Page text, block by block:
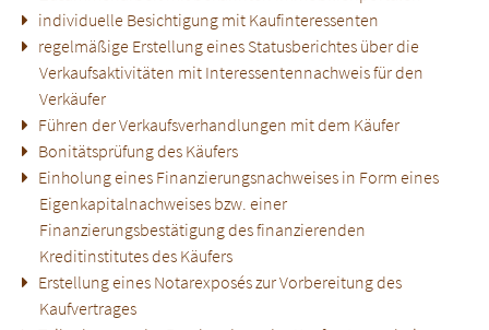
individuelle Besichtigung mit Kaufinteressenten
regelmäßige Erstellung eines Statusberichtes über die
Verkaufsaktivitäten mit Interessentennachweis für den
Verkäufer
Führen der Verkaufsverhandlungen mit dem Käufer
Bonitätsprüfung des Käufers
Einholung eines Finanzierungsnachweises in Form eines
Eigenkapitalnachweises bzw. einer
Finanzierungsbestätigung des finanzierenden
Kreditinstitutes des Käufers
Erstellung eines Notarexposés zur Vorbereitung des
Kaufvertrages